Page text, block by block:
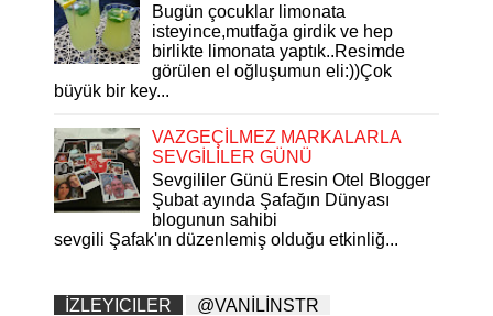
Bugün çocuklar limonata
isteyince,mutfağa girdik ve hep
birlikte limonata yaptık..Resimde
görülen el oğluşumun eli:))Çok
büyük bir key...
VAZGEÇİLMEZ MARKALARLA
SEVGİLİLER GÜNÜ
Sevgililer Günü Eresin Otel Blogger
Şubat ayında Şafağın Dünyası
blogunun sahibi
sevgili Şafak'ın düzenlemiş olduğu etkinliğ...
İZLEYICILER @VANİLİNSTR